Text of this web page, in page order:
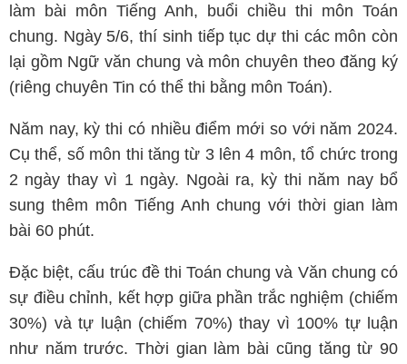
làm bài môn Tiếng Anh, buổi chiều thi môn Toán
chung. Ngày 5/6, thí sinh tiếp tục dự thi các môn còn
lại gồm Ngữ văn chung và môn chuyên theo đăng ký
(riêng chuyên Tin có thể thi bằng môn Toán).
Năm nay, kỳ thi có nhiều điểm mới so với năm 2024.
Cụ thể, số môn thi tăng từ 3 lên 4 môn, tổ chức trong
2 ngày thay vì 1 ngày. Ngoài ra, kỳ thi năm nay bổ
sung thêm môn Tiếng Anh chung với thời gian làm
bài 60 phút.
Đặc biệt, cấu trúc đề thi Toán chung và Văn chung có
sự điều chỉnh, kết hợp giữa phần trắc nghiệm (chiếm
30%) và tự luận (chiếm 70%) thay vì 100% tự luận
như năm trước. Thời gian làm bài cũng tăng từ 90